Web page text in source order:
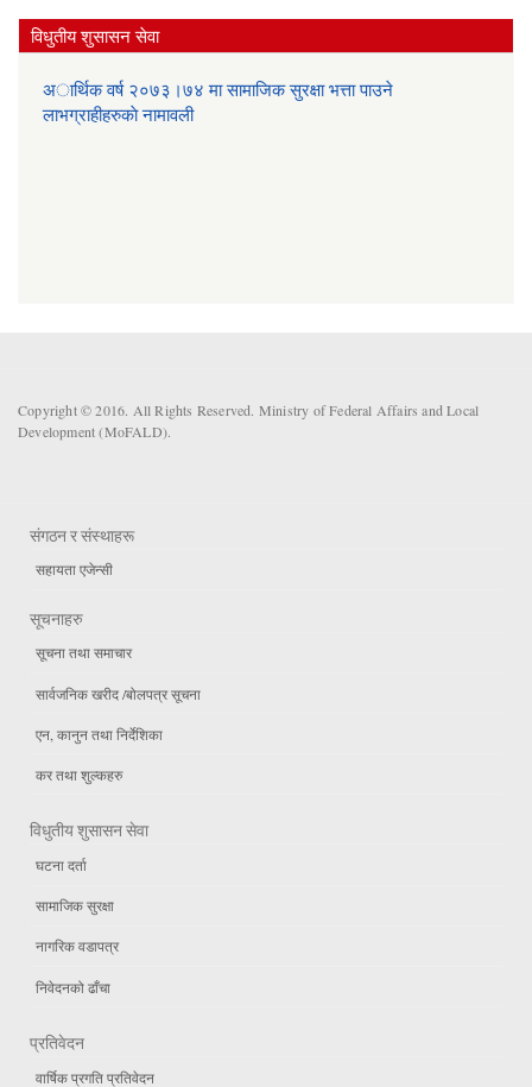
विधुतीय शुसासन सेवा
अार्थिक वर्ष २०७३।७४ मा सामाजिक सुरक्षा भत्ता पाउने
लाभग्राहीहरुकाे नामावली
Copyright © 2016. All Rights Reserved. Ministry of Federal Affairs and Local
Development (MoFALD).
संगठन र संस्थाहरू
सहायता एजेन्सी
सूचनाहरु
सूचना तथा समाचार
सार्वजनिक खरीद /बोलपत्र सूचना
एन, कानुन तथा निर्देशिका
कर तथा शुल्कहरु
विधुतीय शुसासन सेवा
घटना दर्ता
सामाजिक सुरक्षा
नागरिक वडापत्र
निवेदनको ढाँचा
प्रतिवेदन
वार्षिक प्रगति प्रतिवेदन